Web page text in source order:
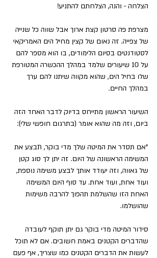
הצלחה - והנה, הצלחתם להתניע!
מצרפת פה סרטון קצת ארוך אבל שווה כל שנייה
של צפייה. זה נאום של קצין מחיל הים האמריקאי
לסטודנטים בסיום הלימודים, בו הוא מספר להם
על 10 שיעורים שלמד במהלך ההכשרה המטורפת
שלו בחיל הים, שהוא מקווה שיתנו להם ערך
במהלך החיים.
השיעור הראשון מתייחס בדיוק לדבר האחד הזה
ביום, וזה מה שהוא אומר (בתרגום חופשי שלי):
"אם תסדר את המיטה שלך מדי בוקר, תבצע את
המשימה הראשונה של היום. זה יתן לך סוג קטן
של גאווה, וזה יעודד אותך לבצע משימה נוספת,
ועוד אחת, ועוד אחת. עד סוף היום המשימה
האחת הזו שהשלמת תהפוך להרבה משימות
שהושלמו.
סידור המיטה מדי בוקר גם יתן תוקף לעובדה
שהדברים הקטנים באמת חשובים. אם לא תוכל
לעשות את הדברים הקטנים כמו שצריך, אף פעם